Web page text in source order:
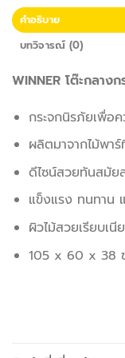
คำอธิบาย
บทวิจารณ์ (0)
WINNER โต๊ะกลาง
กระจกนิรภัยเพื่อ
ผลิตมาจากไม้พา
ดีไซน์สวยทันสมั
แข็งแรง ทนทาน
ผิวไม้สวยเรียบเ
105 x 60 x 38